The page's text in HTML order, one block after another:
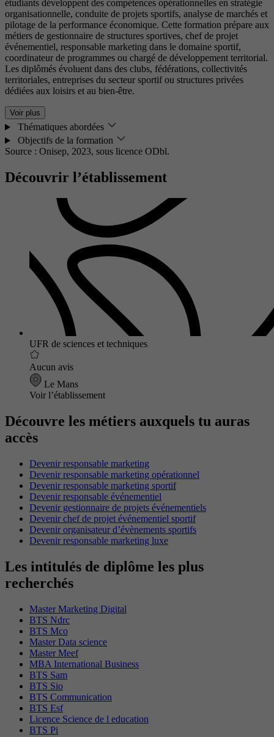
étudiants développent des compétences opérationnelles en stratégie
organisationnelle, conduite de projets sportifs, analyse de marchés et
pilotage de la performance économique. Cette formation prépare aux
métiers de gestionnaire de structures sportives, chef de projet
événementiel, responsable marketing dans le domaine sportif,
coordinateur de programmes ou chargé de développement territorial.
Les diplômés évoluent dans des clubs, fédérations, collectivités
territoriales, entreprises du secteur sportif ou structures privées
dédiées aux loisirs et au bien-être.
Voir plus
Thématiques abordées
Objectifs de la formation
Source : Onisep, 2023, sous licence ODbl.
Découvrir l’établissement
UFR de sciences et techniques
Aucun avis
Le Mans
Voir l’établissement
Découvre les métiers auxquels tu auras
accès
Devenir responsable marketing
Devenir responsable marketing opérationnel
Devenir responsable marketing sportif
Devenir responsable événementiel
Devenir gestionnaire de projets événementiels
Devenir chef de projet événementiel sportif
Devenir organisateur d’évènements sportifs
Devenir responsable marketing luxe
Les intitulés de diplôme les plus
recherchés
Master Marketing Digital
BTS Ndrc
BTS Mco
Master Data science
Master Meef
MBA International Business
BTS Sam
BTS Sio
BTS Communication
BTS Esf
Licence Science de l education
BTS Pi